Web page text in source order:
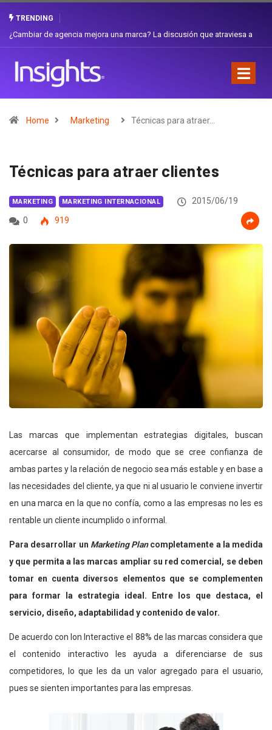
TRENDING
Gabriela Herrera y el arte de cambiarse el sombrero en Corporación
Home Marketing Técnicas para atraer…
Técnicas para atraer clientes
MARKETING MARKETING INTERNACIONAL
2015/06/19
0
919
Las marcas que implementan estrategias digitales, buscan
acercarse al consumidor, de modo que se cree confianza de
ambas partes y la relación de negocio sea más estable y en base a
las necesidades del cliente, ya que ni al usuario le conviene invertir
en una marca en la que no confía, como a las empresas no les es
rentable un cliente incumplido o informal.
Para desarrollar un Marketing Plancompletamente a la medida
y que permita a las marcas ampliar su red comercial, se deben
tomar en cuenta diversos elementos que se complementen
para formar la estrategia ideal. Entre los que destaca, el
servicio, diseño, adaptabilidad y contenido de valor.
De acuerdo con Ion Interactive el 88% de las marcas considera que
el contenido interactivo les ayuda a diferenciarse de sus
competidores, lo que les da un valor agregado para el usuario,
pues se sienten importantes para las empresas.